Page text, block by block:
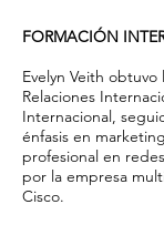
FORMACIÓN
​Evelyn Veith
Relaciones
Internacional,
énfasis en
profesional en
por la empresa
Cisco.